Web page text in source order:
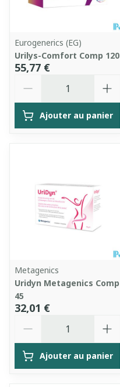
Eurogenerics (EG)
Urilys-Comfort Comp 120
55,77 €
Ajouter au panier
Metagenics
Uridyn Metagenics Comp
45
32,01 €
Ajouter au panier